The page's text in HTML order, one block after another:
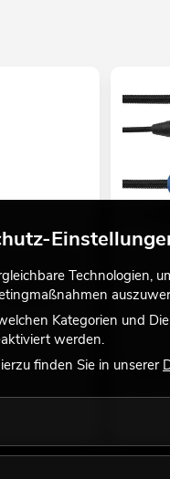
andere
Pin XLR
No.
Technologien,
Kategorien und
werden.
finden Sie in unserer